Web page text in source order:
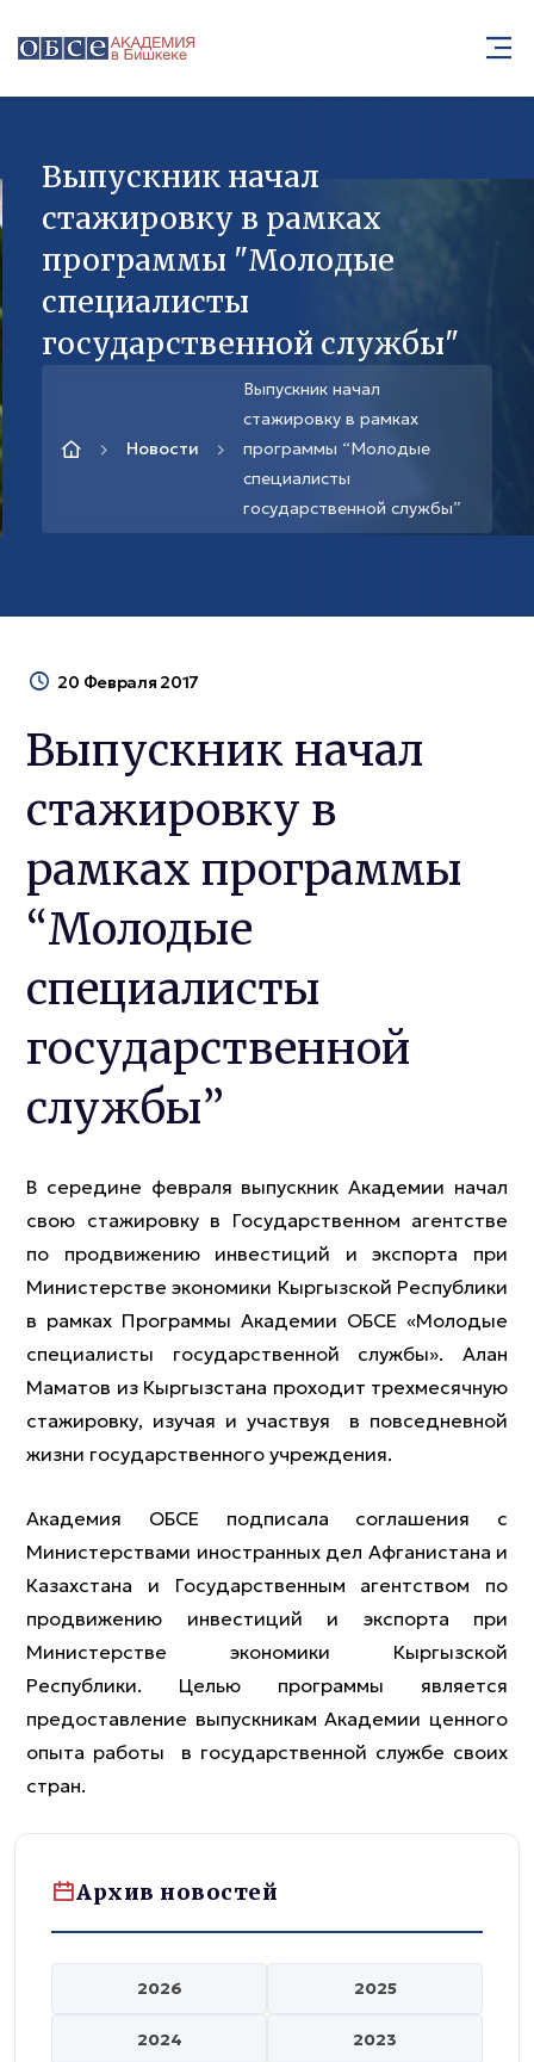
Выпускник начал
стажировку в рамках
программы "Молодые
специалисты
государственной службы"
Новости
Выпускник начал
стажировку в рамках
программы “Молодые
специалисты
государственной службы”
20 Февраля 2017
Выпускник начал
стажировку в
рамках программы
“Молодые
специалисты
государственной
службы”
В середине февраля выпускник Академии начал
свою стажировку в Государственном агентстве
по продвижению инвестиций и экспорта при
Министерстве экономики Кыргызской Республики
в рамках Программы Академии ОБСЕ «Молодые
специалисты государственной службы». Алан
Маматов из Кыргызстана проходит трехмесячную
стажировку, изучая и участвуя в повседневной
жизни государственного учреждения.
Академия ОБСЕ подписала соглашения с
Министерствами иностранных дел Афганистана и
Казахстана и Государственным агентством по
продвижению инвестиций и экспорта при
Министерстве экономики Кыргызской
Республики. Целью программы является
предоставление выпускникам Академии ценного
опыта работы в государственной службе своих
стран.
Архив новостей
2026 2025
2024 2023